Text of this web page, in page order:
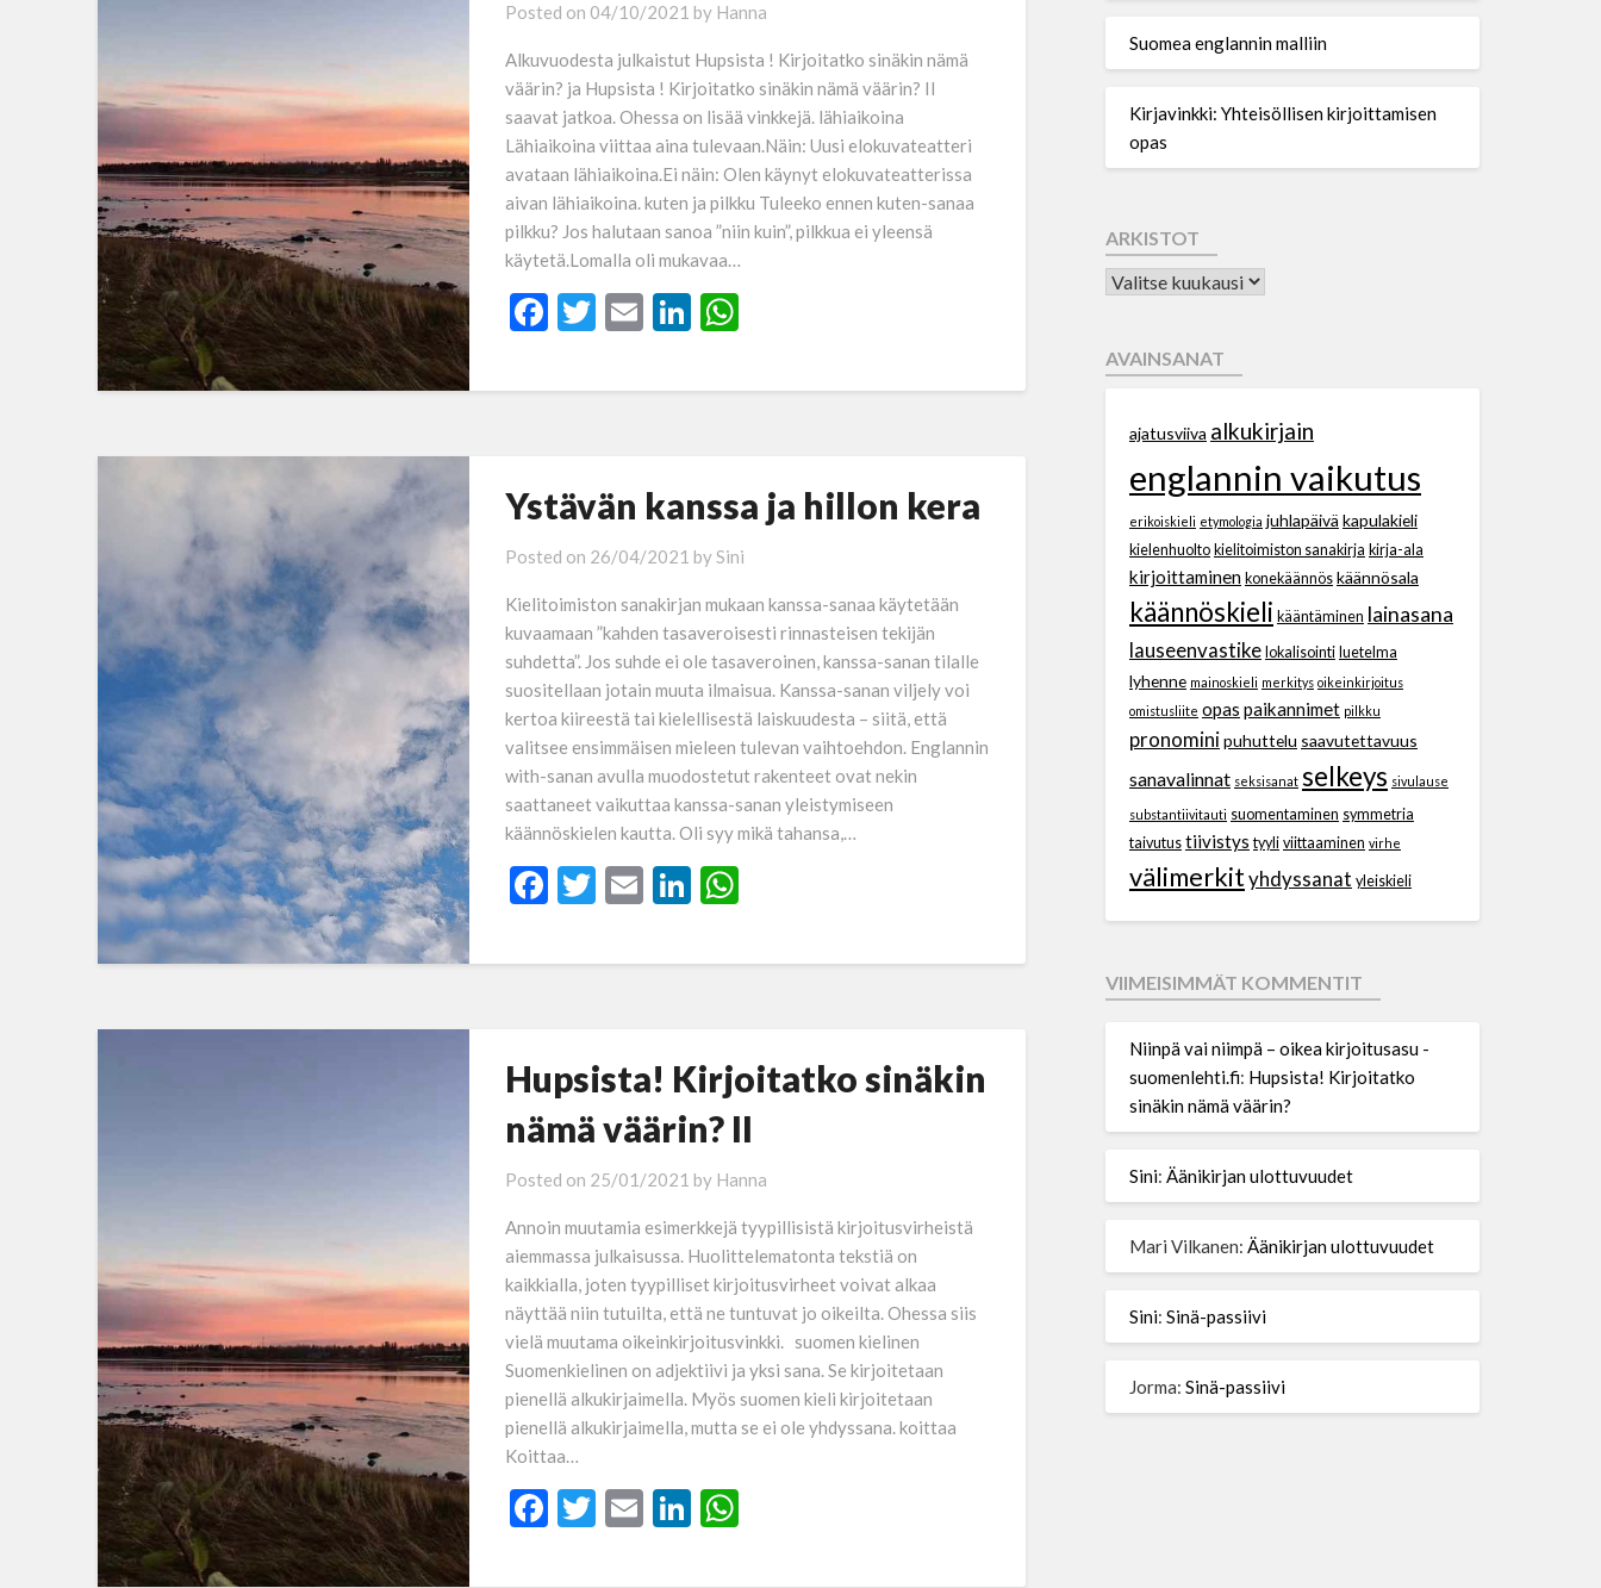
Posted on 04/10/2021 by Hanna
Alkuvuodesta julkaistut Hupsista ! Kirjoitatko sinäkin nämä
väärin? ja Hupsista ! Kirjoitatko sinäkin nämä väärin? II
saavat jatkoa. Ohessa on lisää vinkkejä. lähiaikoina
Lähiaikoina viittaa aina tulevaan.Näin: Uusi elokuvateatteri
avataan lähiaikoina.Ei näin: Olen käynyt elokuvateatterissa
aivan lähiaikoina. kuten ja pilkku Tuleeko ennen kuten-sanaa
pilkku? Jos halutaan sanoa ”niin kuin”, pilkkua ei yleensä
käytetä.Lomalla oli mukavaa…
Facebook
Twitter
EmailLinkedIn
WhatsApp
Ystävän kanssa ja hillon kera
Posted on 26/04/2021 bySini
Kielitoimiston sanakirjan mukaan kanssa-sanaa käytetään
kuvaamaan ”kahden tasaveroisesti rinnasteisen tekijän
suhdetta”. Jos suhde ei ole tasaveroinen, kanssa-sanan tilalle
suositellaan jotain muuta ilmaisua. Kanssa-sanan viljely voi
kertoa kiireestä tai kielellisestä laiskuudesta – siitä, että
valitsee ensimmäisen mieleen tulevan vaihtoehdon. Englannin
with-sanan avulla muodostetut rakenteet ovat nekin
saattaneet vaikuttaa kanssa-sanan yleistymiseen
käännöskielen kautta. Oli syy mikä tahansa,…
Facebook
Twitter
EmailLinkedIn
WhatsApp
Hupsista! Kirjoitatko sinäkin
nämä väärin? II
Posted on 25/01/2021 by Hanna
Annoin muutamia esimerkkejä tyypillisistä kirjoitusvirheistä
aiemmassa julkaisussa. Huolittelematonta tekstiä on
kaikkialla, joten tyypilliset kirjoitusvirheet voivat alkaa
näyttää niin tutuilta, että ne tuntuvat jo oikeilta. Ohessa siis
vielä muutama oikeinkirjoitusvinkki. suomen kielinen
Suomenkielinen on adjektiivi ja yksi sana. Se kirjoitetaan
pienellä alkukirjaimella. Myös suomen kieli kirjoitetaan
pienellä alkukirjaimella, mutta se ei ole yhdyssana. koittaa
Koittaa…
Facebook
Twitter
EmailLinkedIn
WhatsApp
Suomea englannin malliin
Kirjavinkki: Yhteisöllisen kirjoittamisen
opas
ARKISTOT
AVAINSANAT
ajatusviiva alkukirjain
englannin vaikutus
erikoiskieli etymologia juhlapäivä kapulakieli
kielenhuolto kielitoimiston sanakirja kirja-ala
kirjoittaminen konekäännös käännösala
käännöskieli kääntäminen lainasana
lauseenvastike lokalisointi luetelma
lyhenne mainoskieli merkitys oikeinkirjoitus
omistusliite opas paikannimet pilkku
pronominipuhuttelu saavutettavuus
sanavalinnat seksisanat selkeys sivulause
substantiivitauti suomentaminen symmetria
taivutus tiivistys tyyli viittaaminen virhe
välimerkityhdyssanat yleiskieli
VIIMEISIMMÄT KOMMENTIT
Niinpä vai niimpä – oikea kirjoitusasu -
suomenlehti.fi: Hupsista! Kirjoitatko
sinäkin nämä väärin?
Sini: Äänikirjan ulottuvuudet
Mari Vilkanen: Äänikirjan ulottuvuudet
Sini: Sinä-passiivi
Jorma: Sinä-passiivi